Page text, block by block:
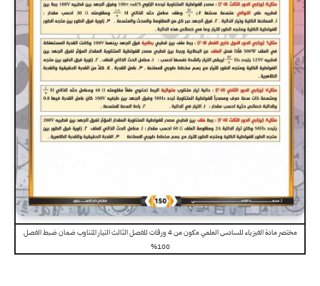
مختصر مادة الفيزياء للسادس العلمي مكون من 4 ورقات للفصل الثالث التيار المتناوب ضمان ضبط الفصل
100%